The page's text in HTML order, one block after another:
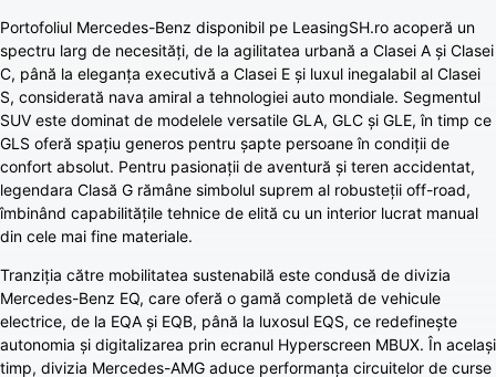
Portofoliul Mercedes-Benz disponibil pe LeasingSH.ro acoperă un
spectru larg de necesități, de la agilitatea urbană a Clasei A și Clasei
C, până la eleganța executivă a Clasei E și luxul inegalabil al Clasei
S, considerată nava amiral a tehnologiei auto mondiale. Segmentul
SUV este dominat de modelele versatile GLA, GLC și GLE, în timp ce
GLS oferă spațiu generos pentru șapte persoane în condiții de
confort absolut. Pentru pasionații de aventură și teren accidentat,
legendara Clasă G rămâne simbolul suprem al robusteții off-road,
îmbinând capabilitățile tehnice de elită cu un interior lucrat manual
din cele mai fine materiale.
Tranziția către mobilitatea sustenabilă este condusă de divizia
Mercedes-Benz EQ, care oferă o gamă completă de vehicule
electrice, de la EQA și EQB, până la luxosul EQS, ce redefinește
autonomia și digitalizarea prin ecranul Hyperscreen MBUX. În același
timp, divizia Mercedes-AMG aduce performanța circuitelor de curse